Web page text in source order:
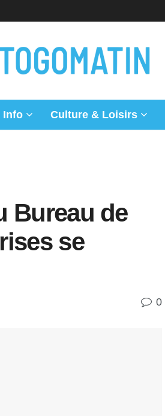
Info Culture & Loisirs
Bureau de
se
0